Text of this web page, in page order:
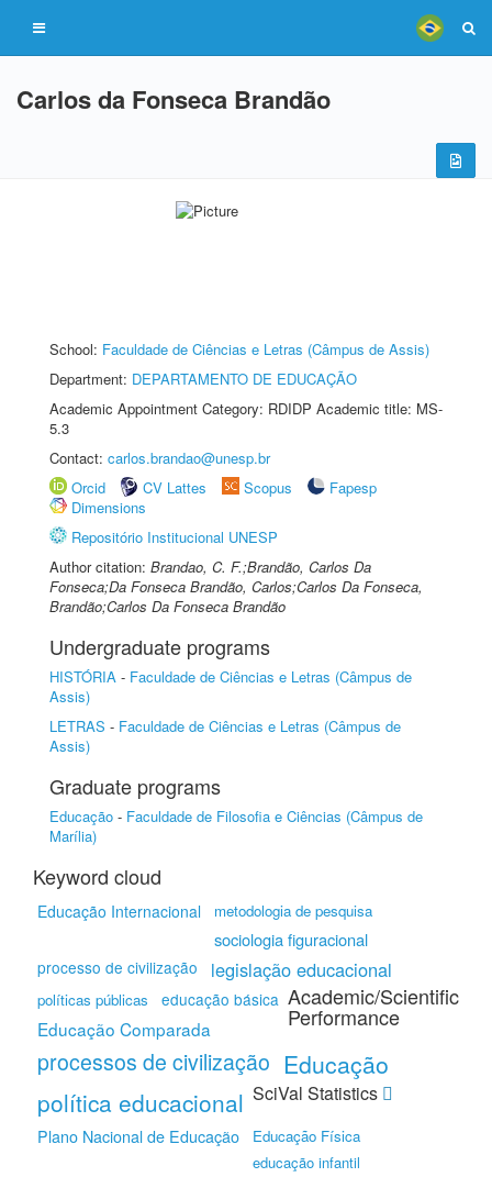
Carlos da Fonseca Brandão
School: Faculdade de Ciências e Letras (Câmpus de Assis)
Department: DEPARTAMENTO DE EDUCAÇÃO
Academic Appointment Category: RDIDP Academic title: MS-
5.3
Contact: carlos.brandao@unesp.br
Orcid
CV Lattes Scopus
Fapesp
Dimensions
Repositório Institucional UNESP
Author citation: Brandao, C. F.;Brandão, Carlos Da
Fonseca;Da Fonseca Brandão, Carlos;Carlos Da Fonseca,
Brandão;Carlos Da Fonseca Brandão
Undergraduate programs
HISTÓRIA - Faculdade de Ciências e Letras (Câmpus de
Assis)
LETRAS - Faculdade de Ciências e Letras (Câmpus de
Assis)
Graduate programs
Educação - Faculdade de Filosofia e Ciências (Câmpus de
Marília)
Keyword cloud
Educação Internacional metodologia de pesquisa
sociologia figuracional
processo de civilização legislação educacional
políticas públicas educação básica
Educação Comparada
processos de civilização Educação
política educacional
Plano Nacional de Educação
Educação Física
educação infantil
Academic/Scientific
Performance
SciVal Statistics